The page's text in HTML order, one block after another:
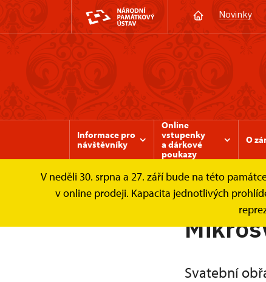
Novinky
Informace pro
návštěvníky
Online
vstupenky
a dárkové
poukazy
O
V neděli 30. srpna a 27. září bude na této
v online prodeji. Kapacita jednotlivých
Zámek Valtice Svatby a pronájmy
Svatební